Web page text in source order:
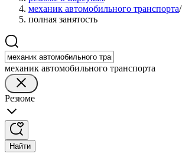
механик автомобильного транспорта/
полная занятость
механик автомобильного транспорта
Резюме
Найти